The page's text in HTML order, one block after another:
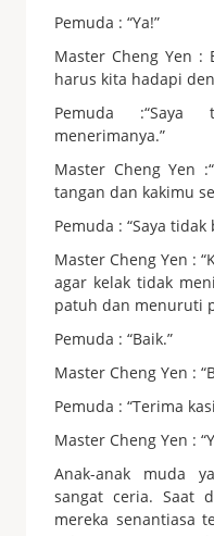
Pemuda : “Ya!”
Master Cheng Yen :
harus kita hadapi
Pemuda
menerimanya.”
Master Cheng Yen
tangan dan kakimu
Pemuda : “Saya
Master Cheng Yen :
agar kelak tidak
patuh dan menuruti
Pemuda : “Baik.”
Master Cheng Yen :
Pemuda : “Terima
Master Cheng Yen :
Anak-anak muda
sangat ceria. Saat
mereka senantiasa